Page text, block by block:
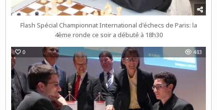
Flash Spécial Championnat International d'échecs de Paris: la
4ème ronde ce soir a débuté à 18h30
0 483